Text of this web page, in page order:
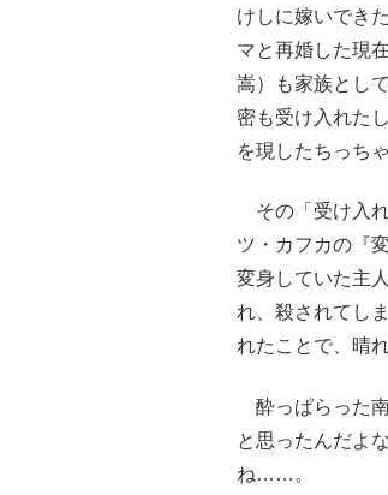
けしに嫁いでき
マと再婚した現
嵩）も家族とし
密も受け入れた
を現したちっち
その「受け入
ツ・カフカの『
変身していた主
れ、殺されてし
れたことで、晴
酔っぱらった
と思ったんだよ
ね……。